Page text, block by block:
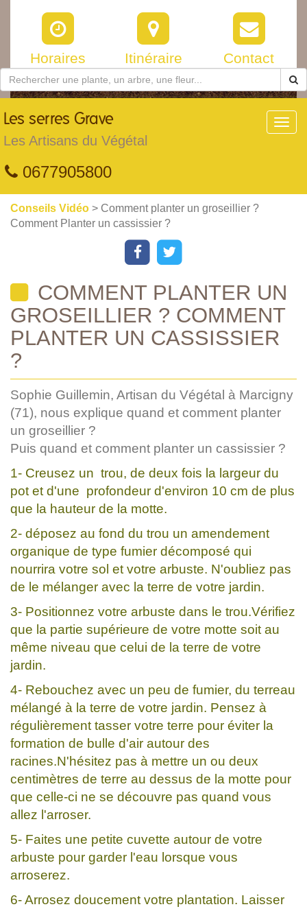
Horaires Itinéraire Contact
Les serres Grave
Les Artisans du Végétal
0677905800
Conseils Vidéo > Comment planter un groseillier ?
Comment Planter un cassissier ?
COMMENT PLANTER UN
GROSEILLIER ? COMMENT
PLANTER UN CASSISSIER
?
Sophie Guillemin, Artisan du Végétal à Marcigny
(71), nous explique quand et comment planter
un groseillier ?
Puis quand et comment planter un cassissier ?
1- Creusez un trou, de deux fois la largeur du
pot et d'une profondeur d'environ 10 cm de plus
que la hauteur de la motte.
2- déposez au fond du trou un amendement
organique de type fumier décomposé qui
nourrira votre sol et votre arbuste. N'oubliez pas
de le mélanger avec la terre de votre jardin.
3- Positionnez votre arbuste dans le trou.Vérifiez
que la partie supérieure de votre motte soit au
même niveau que celui de la terre de votre
jardin.
4- Rebouchez avec un peu de fumier, du terreau
mélangé à la terre de votre jardin. Pensez à
régulièrement tasser votre terre pour éviter la
formation de bulle d'air autour des
racines.N'hésitez pas à mettre un ou deux
centimètres de terre au dessus de la motte pour
que celle-ci ne se découvre pas quand vous
allez l'arroser.
5- Faites une petite cuvette autour de votre
arbuste pour garder l'eau lorsque vous
arroserez.
6- Arrosez doucement votre plantation. Laisser